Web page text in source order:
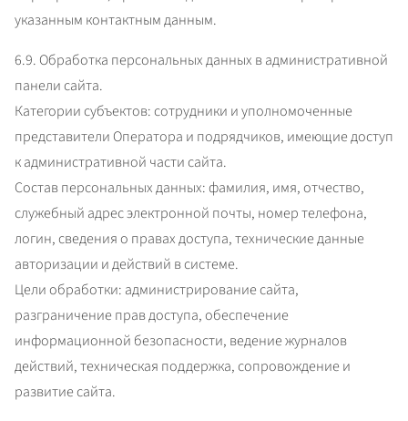
указанным контактным данным.
6.9. Обработка персональных данных в административной
панели сайта.
Категории субъектов: сотрудники и уполномоченные
представители Оператора и подрядчиков, имеющие доступ
к административной части сайта.
Состав персональных данных: фамилия, имя, отчество,
служебный адрес электронной почты, номер телефона,
логин, сведения о правах доступа, технические данные
авторизации и действий в системе.
Цели обработки: администрирование сайта,
разграничение прав доступа, обеспечение
информационной безопасности, ведение журналов
действий, техническая поддержка, сопровождение и
развитие сайта.